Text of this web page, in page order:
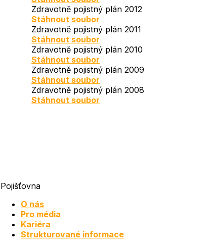
Zdravotně pojistný plán 2012
Document
Stáhnout soubor
Zdravotně pojistný plán 2011
Document
Stáhnout soubor
Zdravotně pojistný plán 2010
Document
Stáhnout soubor
Zdravotně pojistný plán 2009
Document
Stáhnout soubor
Zdravotně pojistný plán 2008
Document
Stáhnout soubor
Pojišťovna
O nás
Pro média
Kariéra
Strukturované informace